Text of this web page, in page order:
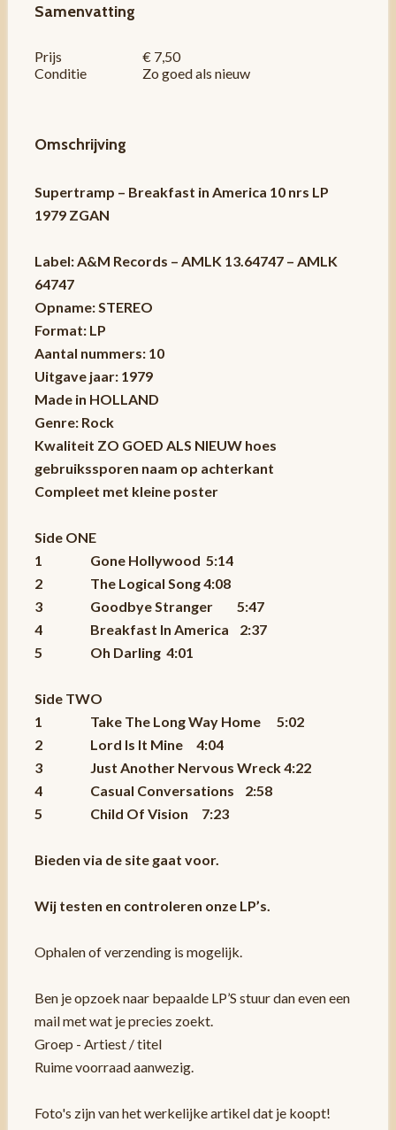
Samenvatting
Prijs
€ 7,50
Conditie
Zo goed als nieuw
Omschrijving
Supertramp – Breakfast in America 10 nrs LP
1979 ZGAN
Label: A&M Records – AMLK 13.64747 – AMLK
64747
Opname: STEREO
Format: LP
Aantal nummers: 10
Uitgave jaar: 1979
Made in HOLLAND
Genre: Rock
Kwaliteit ZO GOED ALS NIEUW hoes
gebruikssporen naam op achterkant
Compleet met kleine poster
Side ONE
1 Gone Hollywood 5:14
2 The Logical Song 4:08
3 Goodbye Stranger 5:47
4 Breakfast In America 2:37
5 Oh Darling 4:01
Side TWO
1 Take The Long Way Home 5:02
2 Lord Is It Mine 4:04
3 Just Another Nervous Wreck 4:22
4 Casual Conversations 2:58
5 Child Of Vision 7:23
Bieden via de site gaat voor.
Wij testen en controleren onze LP’s.
Ophalen of verzending is mogelijk.
Ben je opzoek naar bepaalde LP’S stuur dan even een
mail met wat je precies zoekt.
Groep - Artiest / titel
Ruime voorraad aanwezig.
Foto's zijn van het werkelijke artikel dat je koopt!